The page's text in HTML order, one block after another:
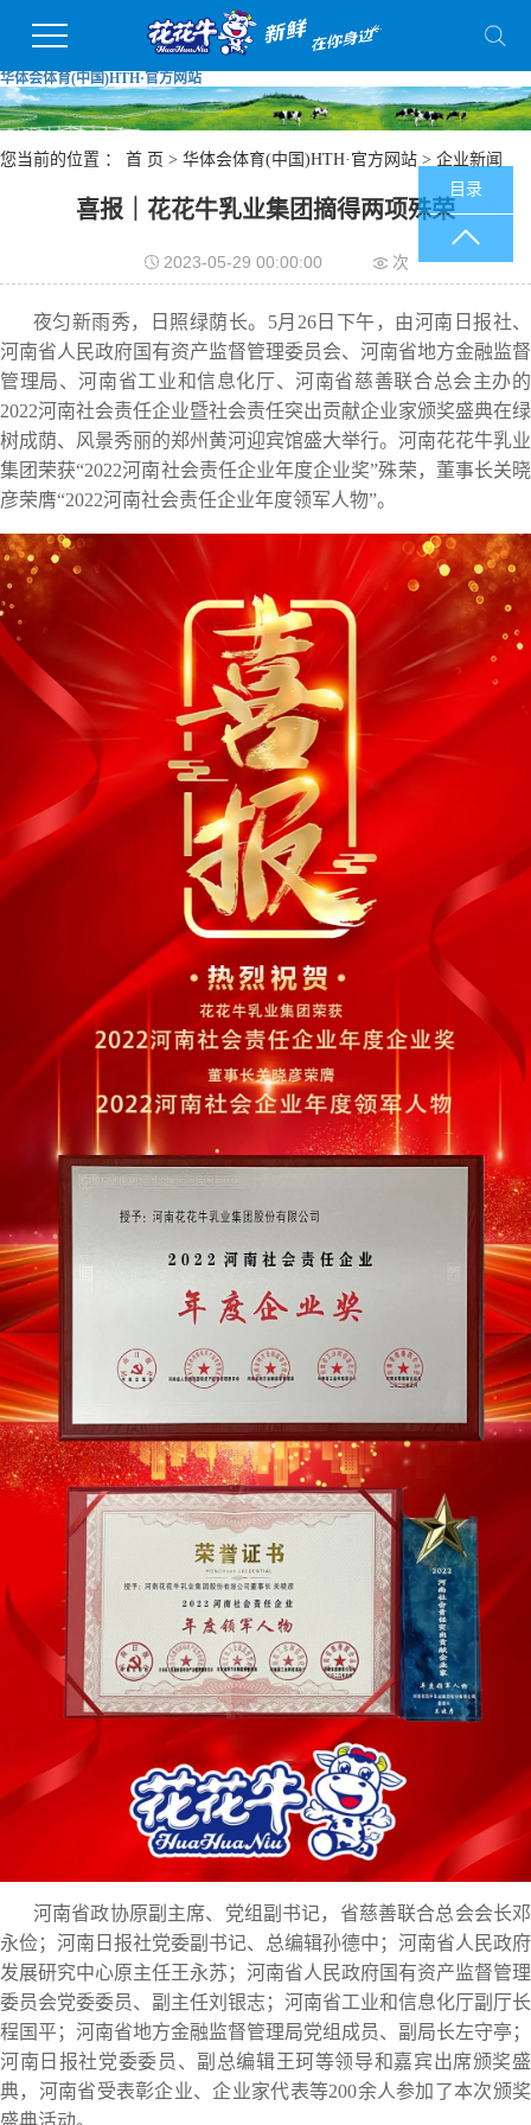
华体会体育(中国)HTH·官方网站
您当前的位置 ： 首 页 > 华体会体育(中国)HTH·官方网站 > 企业新闻
喜报｜花花牛乳业集团摘得两项殊荣
2023-05-29 00:00:00 次
夜匀新雨秀，日照绿荫长。5月26日下午，由河南日报社、
河南省人民政府国有资产监督管理委员会、河南省地方金融监督
管理局、河南省工业和信息化厅、河南省慈善联合总会主办的
2022河南社会责任企业暨社会责任突出贡献企业家颁奖盛典在绿
树成荫、风景秀丽的郑州黄河迎宾馆盛大举行。河南花花牛乳业
集团荣获“2022河南社会责任企业年度企业奖”殊荣，董事长关晓
彦荣膺“2022河南社会责任企业年度领军人物”。
河南省政协原副主席、党组副书记，省慈善联合总会会长邓
永俭；河南日报社党委副书记、总编辑孙德中；河南省人民政府
发展研究中心原主任王永苏；河南省人民政府国有资产监督管理
委员会党委委员、副主任刘银志；河南省工业和信息化厅副厅长
程国平；河南省地方金融监督管理局党组成员、副局长左守亭；
河南日报社党委委员、副总编辑王珂等领导和嘉宾出席颁奖盛
典，河南省受表彰企业、企业家代表等200余人参加了本次颁奖
目录